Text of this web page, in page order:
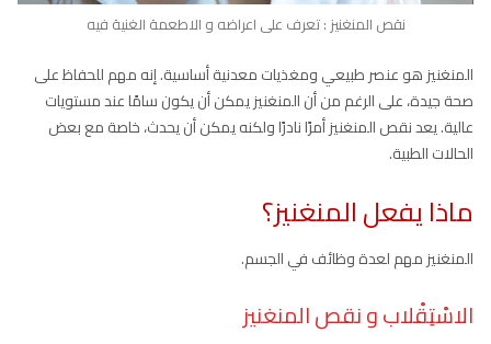
نقص المنغنيز : تعرف على اعراضه و الاطعمة الغنية فيه
المنغنيز هو عنصر طبيعي ومغذيات معدنية أساسية. إنه مهم للحفاظ على
صحة جيدة، على الرغم من أن المنغنيز يمكن أن يكون سامًا عند مستويات
عالية. يعد نقص المنغنيز أمرًا نادرًا ولكنه يمكن أن يحدث، خاصة مع بعض
الحالات الطبية.
ماذا يفعل المنغنيز؟
المنغنيز مهم لعدة وظائف في الجسم.
الاسْتِقْلاب و نقص المنغنيز